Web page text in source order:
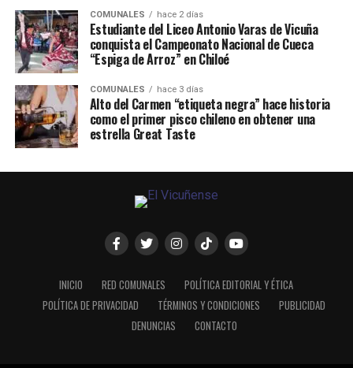
COMUNALES hace 2 días
Estudiante del Liceo Antonio Varas de Vicuña
conquista el Campeonato Nacional de Cueca
“Espiga de Arroz” en Chiloé
COMUNALES hace 3 días
Alto del Carmen “etiqueta negra” hace historia
como el primer pisco chileno en obtener una
estrella Great Taste
INICIO RED COMUNALES
POLÍTICA EDITORIAL Y ÉTICA
POLÍTICA DE PRIVACIDAD
TÉRMINOS Y CONDICIONES
PUBLICIDAD
DENUNCIAS
CONTACTO